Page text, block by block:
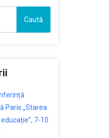
Paris „Starea
7-10